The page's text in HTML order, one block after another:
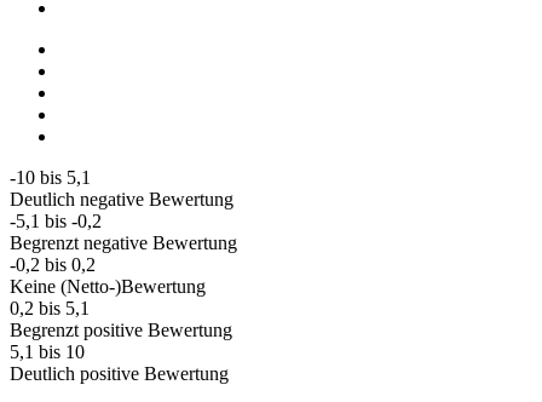
-10 bis 5,1
Deutlich negative Bewertung
-5,1 bis -0,2
Begrenzt negative Bewertung
-0,2 bis 0,2
Keine (Netto-)Bewertung
0,2 bis 5,1
Begrenzt positive Bewertung
5,1 bis 10
Deutlich positive Bewertung